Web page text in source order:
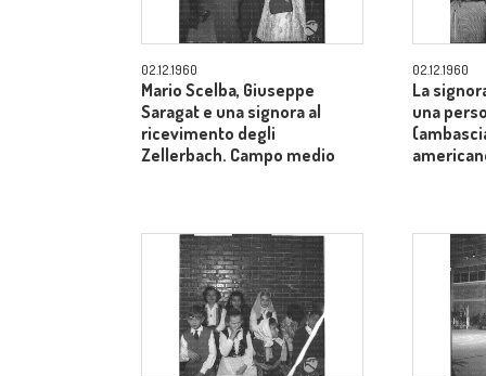
02.12.1960
Mario Scelba, Giuseppe
Saragat e una signora al
ricevimento degli
Zellerbach. Campo medio
02.12.1960
La
una